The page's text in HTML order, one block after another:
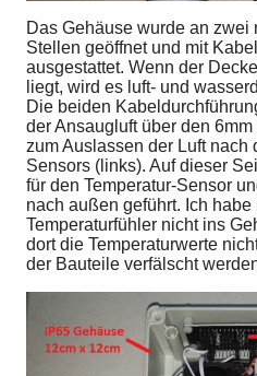
Das Gehäuse wurde an
Stellen geöffnet und mit
ausgestattet. Wenn der
liegt, wird es luft- und
Die beiden
der Ansaugluft über den
zum Auslassen der Luft nach
Sensors (links). Auf dieser
für den Temperatur-Sensor
nach außen geführt. Ich
Temperaturfühler nicht ins
dort die Temperaturwerte
der Bauteile verfälscht